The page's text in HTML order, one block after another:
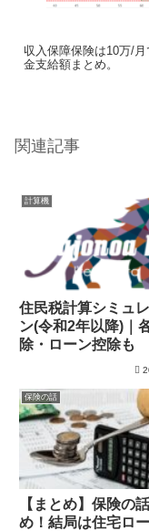
収入保障保険は10万/
金支給額まとめ。
関連記事
計算機
住民税計算シミュ
ン(令和2年以降)｜
除・ローン控除も
保険の話
【まとめ】保険の
め！結局は住宅ロ